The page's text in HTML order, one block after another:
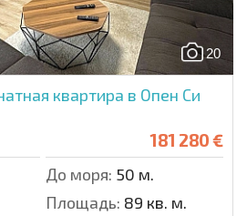
20
квартира в Опен Си
181 280 €
До моря: 50 м.
Площадь: 89 кв. м.